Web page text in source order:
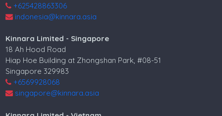
+625428863306
indonesia@kinnara.asia
Kinnara Limited - Singapore
18 Ah Hood Road
Hiap Hoe Building at Zhongshan Park, #08-51
Singapore 329983
+6569928068
singapore@kinnara.asia